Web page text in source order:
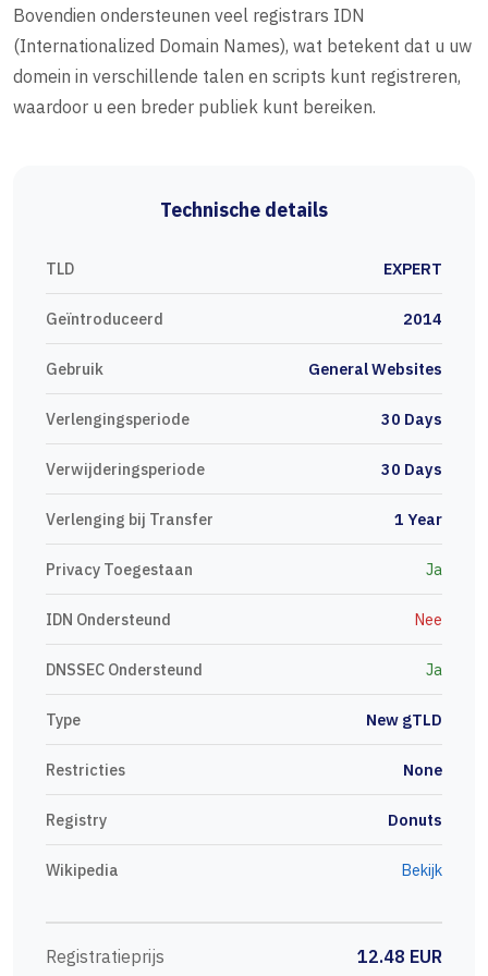
Bovendien ondersteunen veel registrars IDN
(Internationalized Domain Names), wat betekent dat u uw
domein in verschillende talen en scripts kunt registreren,
waardoor u een breder publiek kunt bereiken.
Technische details
TLD EXPERT
Geïntroduceerd 2014
Gebruik General Websites
Verlengingsperiode 30 Days
Verwijderingsperiode 30 Days
Verlenging bij Transfer 1 Year
Privacy Toegestaan Ja
IDN Ondersteund Nee
DNSSEC Ondersteund Ja
Type New gTLD
Restricties None
Registry Donuts
Wikipedia Bekijk
Registratieprijs
12.48 EUR